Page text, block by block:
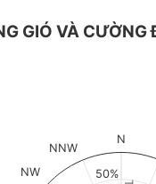
GIÓ VÀ CƯỜNG
N
NW
NNW
50%